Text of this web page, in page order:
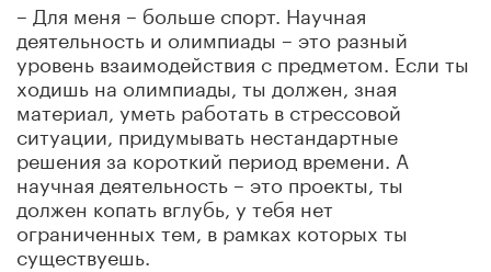
– Для меня – больше спорт. Научная
деятельность и олимпиады – это разный
уровень взаимодействия с предметом. Если ты
ходишь на олимпиады, ты должен, зная
материал, уметь работать в стрессовой
ситуации, придумывать нестандартные
решения за короткий период времени. А
научная деятельность – это проекты, ты
должен копать вглубь, у тебя нет
ограниченных тем, в рамках которых ты
существуешь.